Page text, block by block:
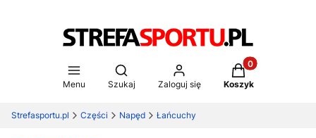
Menu
Otwórz wyszukiwarkę
Szukaj Zaloguj się
Produkty w
Koszyk
Strefasportu.pl Części Napęd Łańcuchy